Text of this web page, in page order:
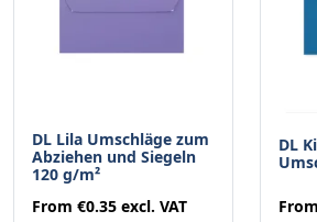
DL Lila Umschläge zum
Abziehen und Siegeln
120 g/m²
From €0.35 excl. VAT
DL
From